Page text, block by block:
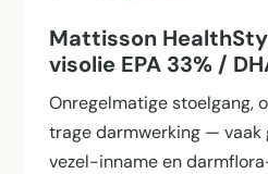
Mattisson
visolie EPA 33% /
Onregelmatige stoelgang,
trage darmwerking — vaak
vezel-inname en